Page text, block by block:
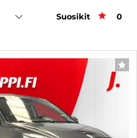
Suosikit 0